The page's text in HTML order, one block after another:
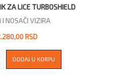
ZA LICE TURBOSHIELD
I NOSAČI VIZIRA
RSD